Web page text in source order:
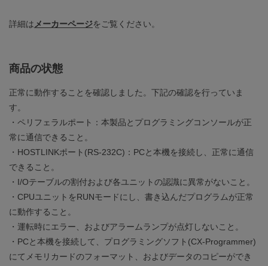
詳細はメーカーページをご覧ください。
商品の状態
正常に動作することを確認しました。下記の確認を行っていま
す。
・ペリフェラルポート：本製品とプログラミングコンソールが正
常に通信できること。
・HOSTLINKポート(RS-232C)：PCと本機を接続し、正常に通信
できること。
・I/Oテーブルの割付および各ユニットの認識に異常がないこと。
・CPUユニットをRUNモードにし、書き込んだプログラムが正常
に動作すること。
・運転時にエラー、およびアラームランプが点灯しないこと。
・PCと本機を接続して、プログラミングソフト(CX-Programmer)
にてメモリカードのフォーマット、およびデータのコピーができ